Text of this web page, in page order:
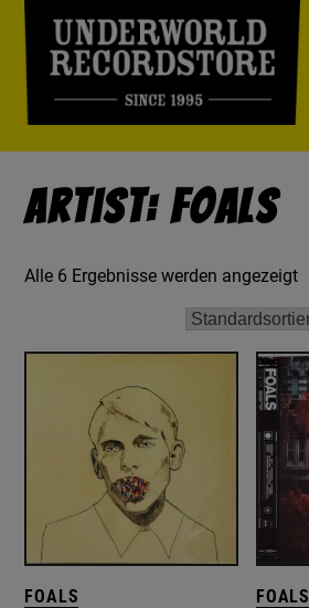
Artist: Foals
Alle 6 Ergebnisse werden angezeigt
FOALS FOALS